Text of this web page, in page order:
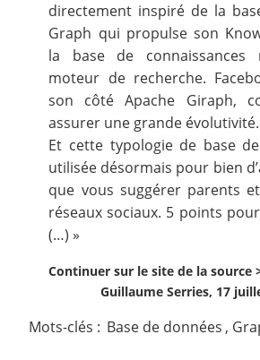
directement inspiré de la
Graph qui propulseson
la base de
moteur de recherche.
son côtéApache Giraph,
assurer une grande évolutivité.
Et cette typologie de base
utilisée désormais pour bien
que vous suggérer parents
réseaux sociaux. 5 points
(…) »
Continuer sur le site de la source
Guillaume Serries, 17
Mots-clés : Base de données ,